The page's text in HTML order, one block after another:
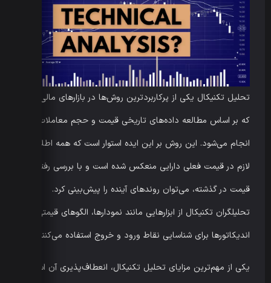
تحلیل تکنیکال یکی از پرکاربردترین روش‌ها در بازارهای مالی است
که بر اساس مطالعه داده‌های تاریخی قیمت و حجم معاملات
انجام می‌شود. این روش بر این ایده استوار است که همه اطلاعات
لازم در قیمت فعلی دارایی منعکس شده است و با بررسی رفتار
قیمت در گذشته، می‌توان روندهای آینده را پیش‌بینی کرد.
تحلیلگران تکنیکال از ابزارهایی مانند نمودارها، الگوهای قیمتی و
اندیکاتورها برای شناسایی نقاط ورود و خروج استفاده می‌کنند.
یکی از مهم‌ترین مزایای تحلیل تکنیکال، انعطاف‌پذیری آن است.